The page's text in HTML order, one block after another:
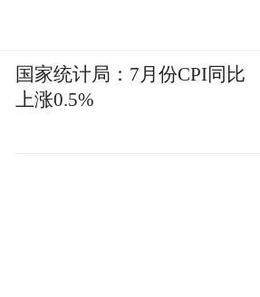
国家统计局：7月份CPI同比
上涨0.5%